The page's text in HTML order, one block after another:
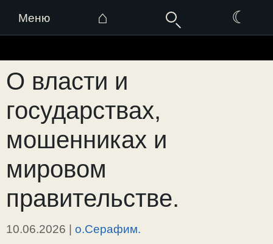
Меню ⌂ ☾
к
содержимому
О власти и
государствах,
мошенниках и
мировом
правительстве.
10.06.2026 | о.Серафим.